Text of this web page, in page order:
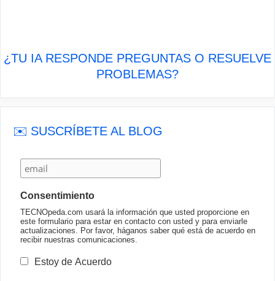
¿TU IA RESPONDE PREGUNTAS O RESUELVE
PROBLEMAS?
✉️ SUSCRÍBETE AL BLOG
Consentimiento
TECNOpeda.com usará la información que usted proporcione en
este formulario para estar en contacto con usted y para enviarle
actualizaciones. Por favor, háganos saber qué está de acuerdo en
recibir nuestras comunicaciones.
Estoy de Acuerdo